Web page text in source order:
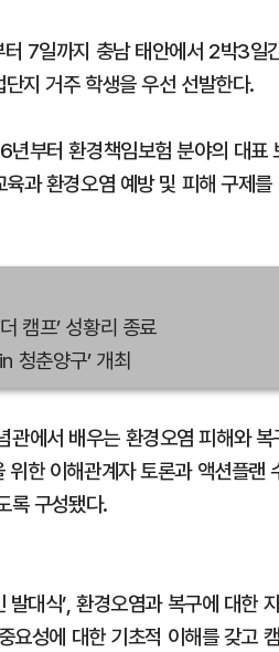
7일까지 충남 태안에서 2박3일
지 거주 학생을 우선 선발한다.
부터 환경책임보험 분야의 대표
과 환경오염 예방 및 피해 구제
캠프’ 성황리 종료
청춘양구’ 개최
관에서 배우는 환경오염 피해와
한 이해관계자 토론과 액션플랜
록 구성됐다.
대식’, 환경오염과 복구에 대한
요성에 대한 기초적 이해를 갖고